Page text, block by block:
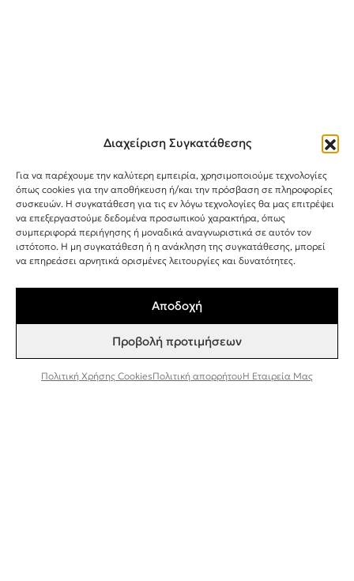
Διαχείριση Συγκατάθεσης
Για να παρέχουμε την καλύτερη εμπειρία, χρησιμοποιούμε τεχνολογίες
όπως cookies για την αποθήκευση ή/και την πρόσβαση σε πληροφορίες
συσκευών. Η συγκατάθεση για τις εν λόγω τεχνολογίες θα μας επιτρέψει
να επεξεργαστούμε δεδομένα προσωπικού χαρακτήρα, όπως
συμπεριφορά περιήγησης ή μοναδικά αναγνωριστικά σε αυτόν τον
ιστότοπο. Η μη συγκατάθεση ή η ανάκληση της συγκατάθεσης, μπορεί
να επηρεάσει αρνητικά ορισμένες λειτουργίες και δυνατότητες.
Αποδοχή
Προβολή προτιμήσεων
Πολιτική Χρήσης CookiesΠολιτική απορρήτουΗ Εταιρεία Μας
InstagramTikTokFacebook
+30 243 107 8026
INFO@BEEFACTOR.GR
ΣΥΝΕΡΓΑΣΊΑ ΧΟΝΔΡΙΚΉ ΠΏΛΗΣΗ
ΠΟΛΙΤΙΚΉ ΑΠΟΡΡΉΤΟΥ